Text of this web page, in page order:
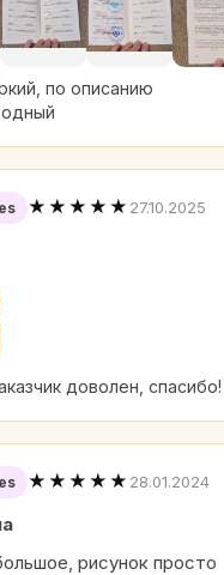
по описанию
★★★★★ 27.10.2025
доволен, спасибо!
★★★★★ 28.01.2024
рисунок просто